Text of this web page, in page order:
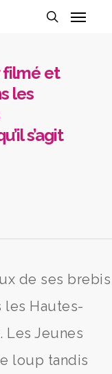
filmé et
les
s’agit
de ses brebis
les Hautes-
Les Jeunes
loup tandis